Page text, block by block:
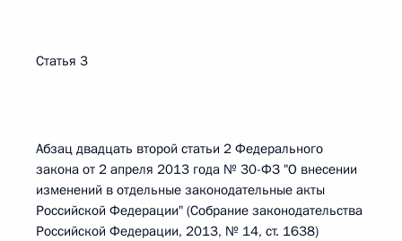
Статья 3
Абзац двадцать второй статьи 2 Федерального
закона от 2 апреля 2013 года № 30-ФЗ "О внесении
изменений в отдельные законодательные акты
Российской Федерации" (Собрание законодательства
Российской Федерации, 2013, № 14, ст. 1638)